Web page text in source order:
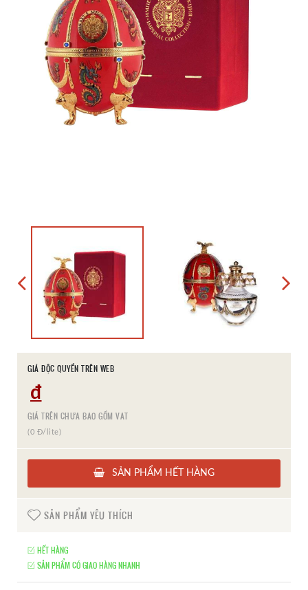
GIÁ ĐỘC QUYỀN TRÊN WEB
đ
GIÁ TRÊN CHƯA BAO GỒM VAT
(0 Đ/lite)
SẢN PHẨM HẾT HÀNG
SẢN PHẨM YÊU THÍCH
HẾT HÀNG
SẢN PHẨM CÓ GIAO HÀNG NHANH